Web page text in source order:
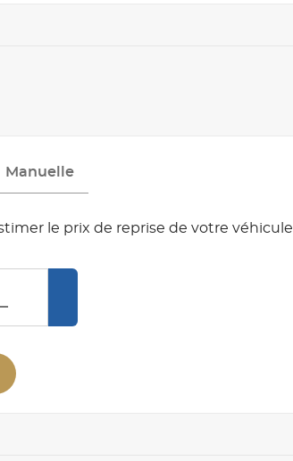
Manuelle
le prix de reprise de votre véhicule